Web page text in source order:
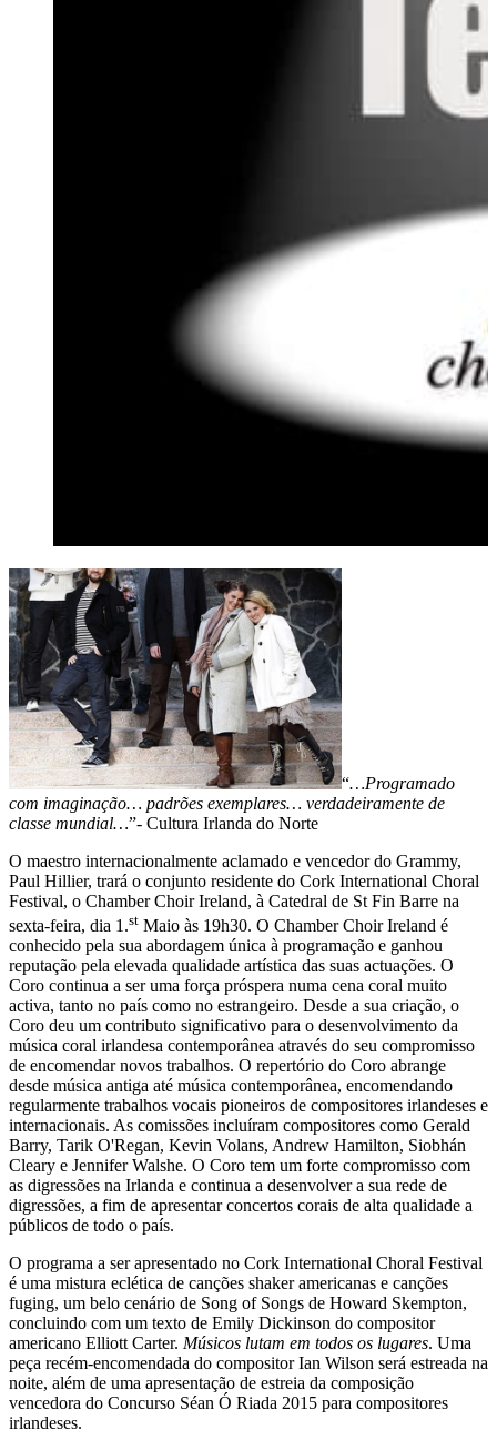
“…Programado
com imaginação… padrões exemplares… verdadeiramente de
classe mundial…”- Cultura Irlanda do Norte
O maestro internacionalmente aclamado e vencedor do Grammy,
Paul Hillier, trará o conjunto residente do Cork International Choral
Festival, o Chamber Choir Ireland, à Catedral de St Fin Barre na
sexta-feira, dia 1.st Maio às 19h30. O Chamber Choir Ireland é
conhecido pela sua abordagem única à programação e ganhou
reputação pela elevada qualidade artística das suas actuações. O
Coro continua a ser uma força próspera numa cena coral muito
activa, tanto no país como no estrangeiro. Desde a sua criação, o
Coro deu um contributo significativo para o desenvolvimento da
música coral irlandesa contemporânea através do seu compromisso
de encomendar novos trabalhos. O repertório do Coro abrange
desde música antiga até música contemporânea, encomendando
regularmente trabalhos vocais pioneiros de compositores irlandeses e
internacionais. As comissões incluíram compositores como Gerald
Barry, Tarik O'Regan, Kevin Volans, Andrew Hamilton, Siobhán
Cleary e Jennifer Walshe. O Coro tem um forte compromisso com
as digressões na Irlanda e continua a desenvolver a sua rede de
digressões, a fim de apresentar concertos corais de alta qualidade a
públicos de todo o país.
O programa a ser apresentado no Cork International Choral Festival
é uma mistura eclética de canções shaker americanas e canções
fuging, um belo cenário de Song of Songs de Howard Skempton,
concluindo com um texto de Emily Dickinson do compositor
americano Elliott Carter. Músicos lutam em todos os lugares. Uma
peça recém-encomendada do compositor Ian Wilson será estreada na
noite, além de uma apresentação de estreia da composição
vencedora do Concurso Séan Ó Riada 2015 para compositores
irlandeses.